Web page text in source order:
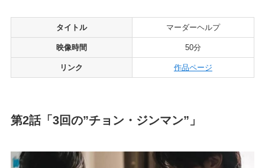
タイトル マーダーヘルプ
映像時間 50分
リンク 作品ページ
第2話「3回の”チョン・ジンマン”」